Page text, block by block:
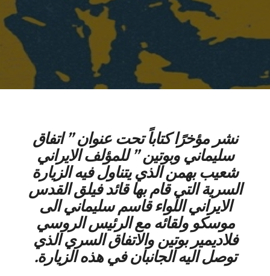
نشر مؤخرًا كتاباً تحت عنوان ” اتفاق
سليماني وبوتين ” للمؤلف الايراني
شعيب بهمن الذي يتناول فيه الزيارة
السرية التي قام بها قائد فيلق القدس
الايراني اللواء قاسم سليماني الى
موسكو ولقائه مع الرئيس الروسي
فلاديمير بوتين والاتفاق السري الذي
توصل اليه الجانبان في هذه الزيارة.